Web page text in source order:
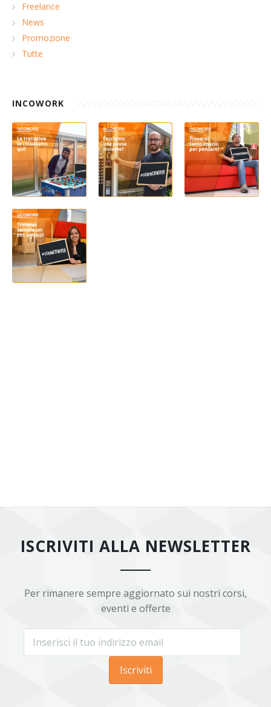
Freelance
News
Promozione
Tutte
INCOWORK
ISCRIVITI ALLA NEWSLETTER
Per rimanere sempre aggiornato sui nostri corsi,
eventi e offerte
Iscriviti